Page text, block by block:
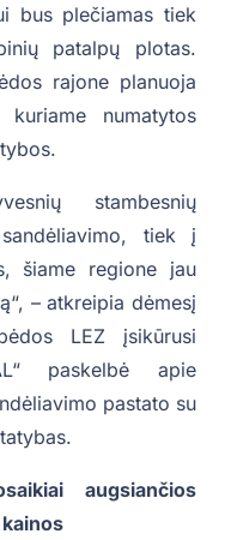
bus plečiamas tiek
patalpų plotas.
rajone planuoja
numatytos
stambesnių
tiek į
šiame regione jau
– atkreipia dėmesį
LEZ įsikūrusi
paskelbė apie
pastato su
augsiančios